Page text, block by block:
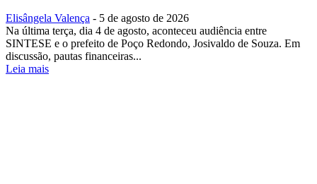
Elisângela Valença - 5 de agosto de 2026
Na última terça, dia 4 de agosto, aconteceu audiência entre
SINTESE e o prefeito de Poço Redondo, Josivaldo de Souza. Em
discussão, pautas financeiras...
Leia mais